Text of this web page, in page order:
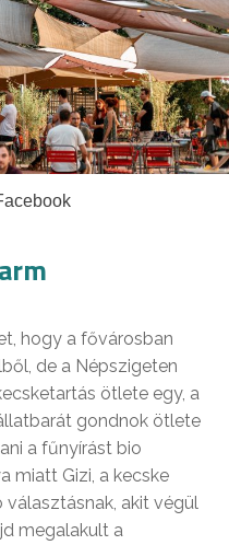
hogy a fővárosban
de a Népszigeten
ötlete egy, a
gondnok ötlete
a fűnyírást bio
miatt Gizi, a kecske
akit végül
megalakult a